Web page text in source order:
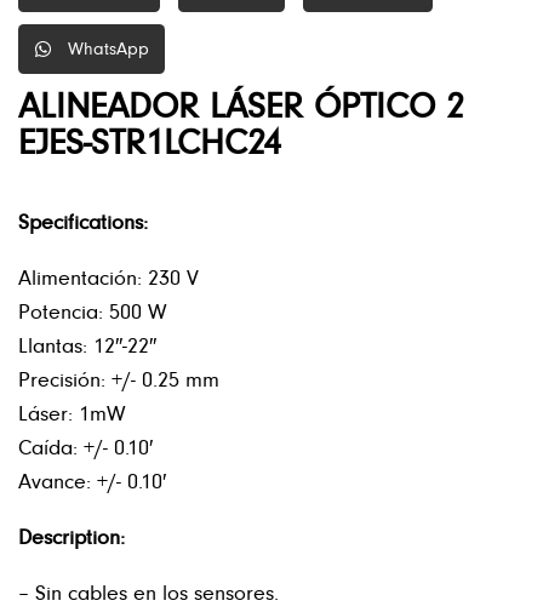
WhatsApp
ALINEADOR LÁSER ÓPTICO 2
EJES-STR1LCHC24
Specifications:
Alimentación: 230 V
Potencia: 500 W
Llantas: 12″-22″
Precisión: +/- 0.25 mm
Láser: 1mW
Caída: +/- 0.10′
Avance: +/- 0.10′
Description:
– Sin cables en los sensores.